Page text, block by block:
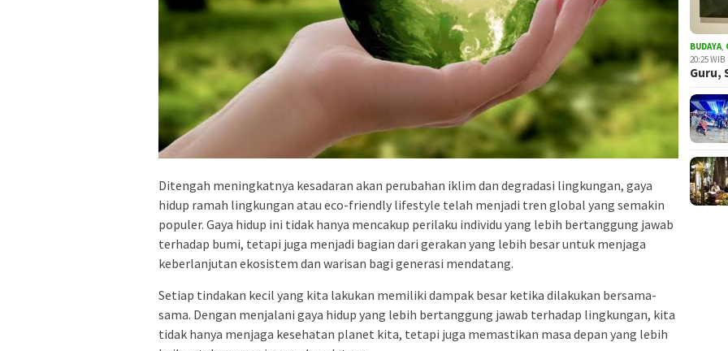
Ditengah meningkatnya kesadaran akan perubahan iklim dan degradasi lingkungan, gaya
hidup ramah lingkungan atau eco-friendly lifestyle telah menjadi tren global yang semakin
populer. Gaya hidup ini tidak hanya mencakup perilaku individu yang lebih bertanggung jawab
terhadap bumi, tetapi juga menjadi bagian dari gerakan yang lebih besar untuk menjaga
keberlanjutan ekosistem dan warisan bagi generasi mendatang.
Setiap tindakan kecil yang kita lakukan memiliki dampak besar ketika dilakukan bersama-
sama. Dengan menjalani gaya hidup yang lebih bertanggung jawab terhadap lingkungan, kita
tidak hanya menjaga kesehatan planet kita, tetapi juga memastikan masa depan yang lebih
BUDAYA
20:25 WIB
Guru,